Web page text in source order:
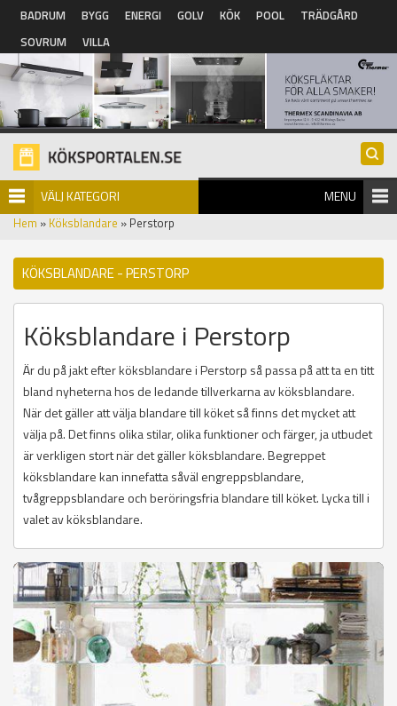
Hoppa till huvudinnehåll
BADRUM BYGG ENERGI GOLV KÖK POOL
TRÄDGÅRD
SOVRUM
VILLA
VÄLJ KATEGORI MENU
Hem » Köksblandare » Perstorp
KÖKSBLANDARE - PERSTORP
Köksblandare i Perstorp
Är du på jakt efter köksblandare i Perstorp så passa på att ta en titt
bland nyheterna hos de ledande tillverkarna av köksblandare.
När det gäller att välja blandare till köket så finns det mycket att
välja på. Det finns olika stilar, olika funktioner och färger, ja utbudet
är verkligen stort när det gäller köksblandare. Begreppet
köksblandare kan innefatta såväl engreppsblandare,
tvågreppsblandare och beröringsfria blandare till köket. Lycka till i
valet av köksblandare.